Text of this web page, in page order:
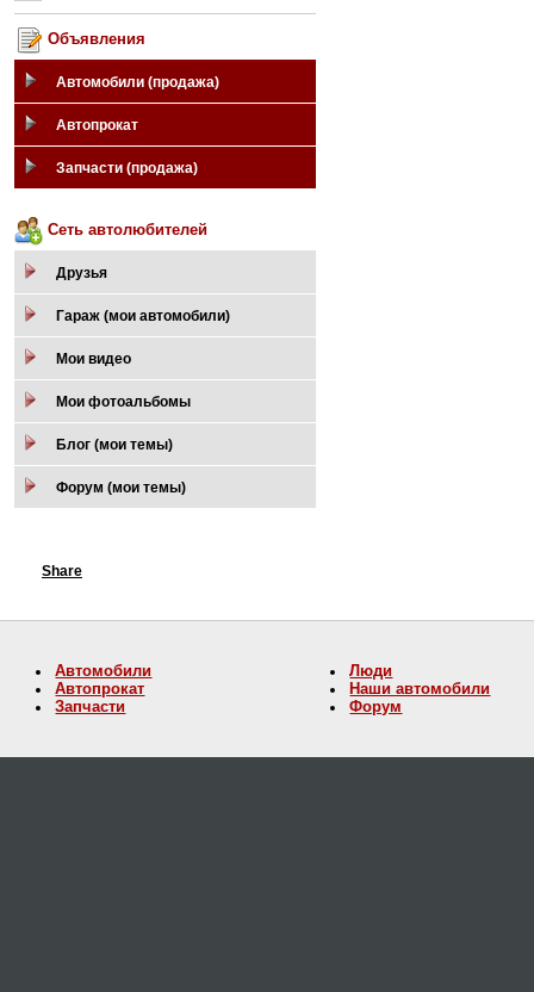
Объявления
Автомобили (продажа)
Автопрокат
Запчасти (продажа)
Сеть автолюбителей
Друзья
Гараж (мои автомобили)
Мои видео
Мои фотоальбомы
Блог (мои темы)
Форум (мои темы)
Share
Автомобили
Автопрокат
Запчасти
Люди
Наши автомобили
Форум